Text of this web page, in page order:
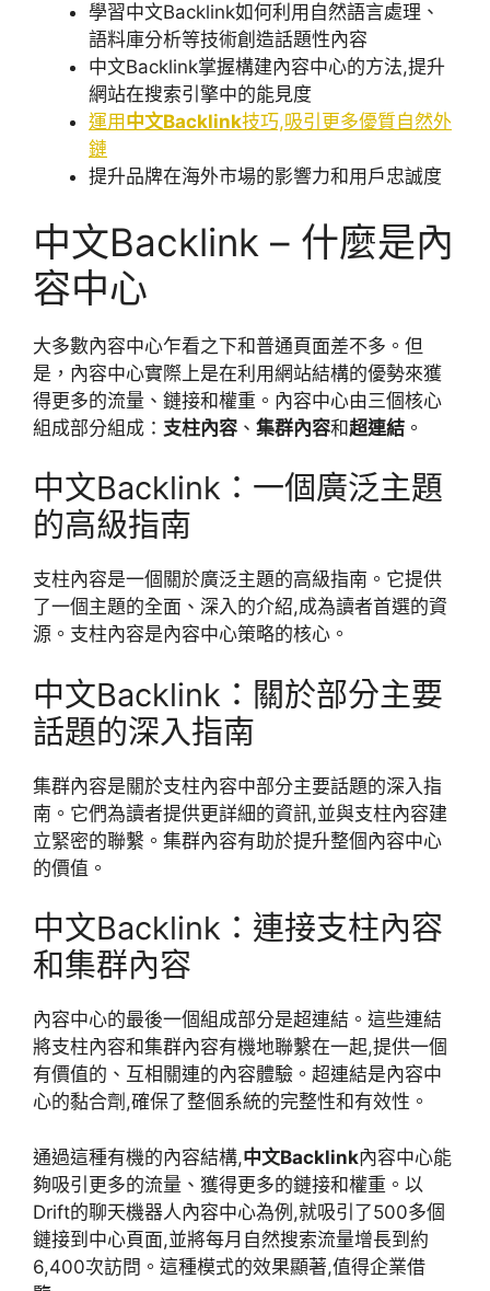
學習中文Backlink如何利用自然語言處理、
語料庫分析等技術創造話題性內容
中文Backlink掌握構建內容中心的方法,提升
網站在搜索引擎中的能見度
運用 中文Backlink技巧,吸引更多優質自然外
鏈
提升品牌在海外市場的影響力和用戶忠誠度
中文Backlink – 什麼是內
容中心
大多數內容中心乍看之下和普通頁面差不多。但
是，內容中心實際上是在利用網站結構的優勢來獲
得更多的流量、鏈接和權重。內容中心由三個核心
組成部分組成： 支柱內容 、 集群內容和超連結 。
中文Backlink：一個廣泛主題
的高級指南
支柱內容是一個關於廣泛主題的高級指南。它提供
了一個主題的全面、深入的介紹,成為讀者首選的資
源。支柱內容是內容中心策略的核心。
中文Backlink：關於部分主要
話題的深入指南
集群內容是關於支柱內容中部分主要話題的深入指
南。它們為讀者提供更詳細的資訊,並與支柱內容建
立緊密的聯繫。集群內容有助於提升整個內容中心
的價值。
中文Backlink：連接支柱內容
和集群內容
內容中心的最後一個組成部分是超連結。這些連結
將支柱內容和集群內容有機地聯繫在一起,提供一個
有價值的、互相關連的內容體驗。超連結是內容中
心的黏合劑,確保了整個系統的完整性和有效性。
通過這種有機的內容結構,中文Backlink內容中心能
夠吸引更多的流量、獲得更多的鏈接和權重。以
Drift的聊天機器人內容中心為例,就吸引了500多個
鏈接到中心頁面,並將每月自然搜索流量增長到約
6,400次訪問。這種模式的效果顯著,值得企業借